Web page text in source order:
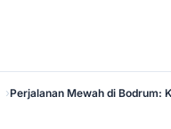
Perjalanan Mewah di Bodrum: